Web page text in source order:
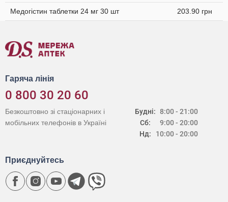
Медогістин таблетки 24 мг 30 шт 203.90 грн
Гаряча лінія
0 800 30 20 60
Будні:
Сб:
Нд:
8:00 - 21:00
9:00 - 20:00
10:00 - 20:00
Безкоштовно зі стаціонарних і
мобільних телефонів в Україні
Приєднуйтесь